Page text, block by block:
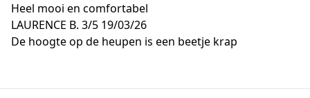
Heel mooi en comfortabel
LAURENCE B. 3/5 19/03/26
De hoogte op de heupen is een beetje krap